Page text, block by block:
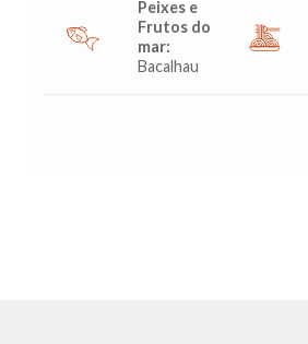
Peixes e
Frutos do
mar:
Bacalhau